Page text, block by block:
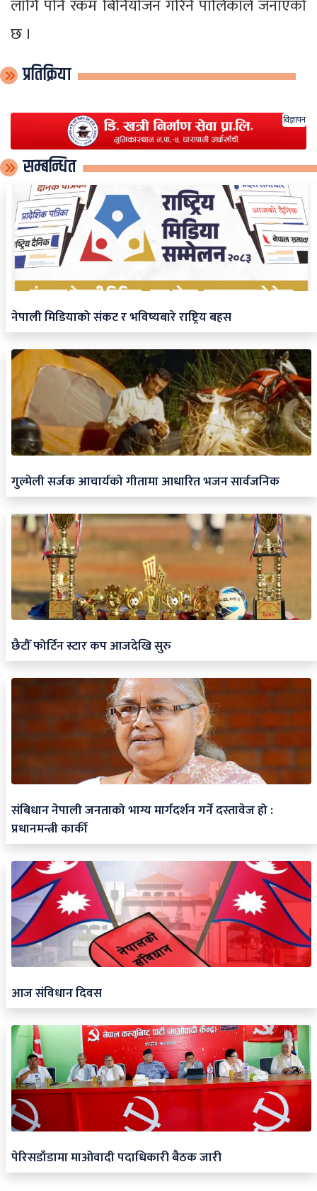
लागि पनि रकम बिनियोजन गरिने पालिकाले जनाएको
छ ।
प्रतिक्रिया
विज्ञापन
सम्बन्धित
नेपाली मिडियाको संकट र भविष्यबारे राष्ट्रिय बहस
गुल्मेली सर्जक आचार्यको गीतामा आधारित भजन सार्वजनिक
छैटौँ फोर्टिन स्टार कप आजदेखि सुरु
संबिधान नेपाली जनताको भाग्य मार्गदर्शन गर्ने दस्तावेज हो :
प्रधानमन्त्री कार्की
आज संविधान दिवस
पेरिसडाँडामा माओवादी पदाधिकारी बैठक जारी